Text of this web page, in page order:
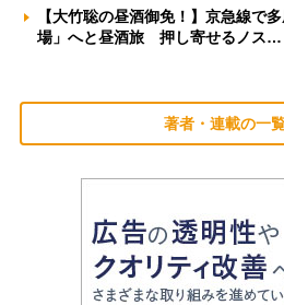
【大竹聡の昼酒御免！】京急線で
場」へと昼酒旅 押し寄せるノス…
著者・連載の一